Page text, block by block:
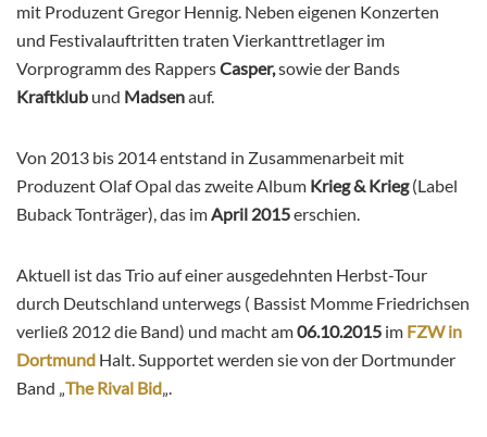
mit Produzent Gregor Hennig. Neben eigenen Konzerten
und Festivalauftritten traten Vierkanttretlager im
Vorprogramm des RappersCasper,sowie der Bands
Kraftklub und Madsenauf.
Von 2013 bis 2014 entstand in Zusammenarbeit mit
Produzent Olaf Opal das zweite Album Krieg & Krieg(Label
Buback Tonträger), das imApril 2015erschien.
Aktuell ist das Trio auf einer ausgedehnten Herbst-Tour
durch Deutschland unterwegs ( Bassist Momme Friedrichsen
verließ 2012 die Band) und macht am06.10.2015 im FZW in
Dortmund Halt. Supportet werden sie von der Dortmunder
Band „The Rival Bid„.